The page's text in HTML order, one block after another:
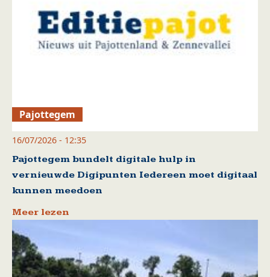
Pajottegem
16/07/2026 - 12:35
Pajottegem bundelt digitale hulp in
vernieuwde Digipunten Iedereen moet digitaal
kunnen meedoen
Meer lezen